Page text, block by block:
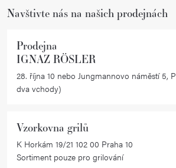
Navštivte nás na našich prodejnách
Prodejna
IGNAZ RÖSLER
28. října 10 nebo Jungmannovo náměstí 5,
dva vchody)
Vzorkovna grilů
K Horkám 19/21 102 00 Praha 10
Sortiment pouze pro grilování